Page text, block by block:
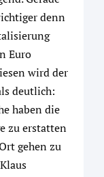
denn
Euro
wird der
deutlich:
haben die
zu erstatten
gehen zu